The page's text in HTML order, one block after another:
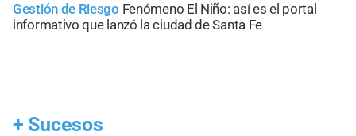
Gestión de Riesgo Fenómeno El Niño: así es el portal
informativo que lanzó la ciudad de Santa Fe
+ Sucesos